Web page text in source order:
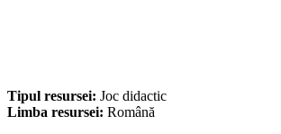
Tipul resursei: Joc didactic
Limba resursei: Română